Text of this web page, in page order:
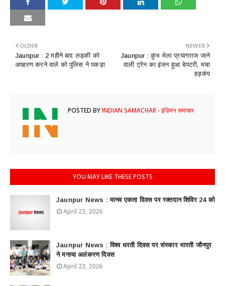
NEWER
Jaunpur : ​कुंभ मेला प्रयागराज जाने
वाली ट्रेन का इंजन हुआ बेपटरी, मचा
हड़कंप
OLDER
Jaunpur : ​2 महीने बाद लड़की को
अपहरण करने वाले को पुलिस ने पकड़ा
POSTED BYINDIAN SAMACHAR - इंडियन समाचार
YOU MAY LIKE THESE POSTS
Jaunpur News : ​मानव एकता दिवस पर रक्तदान शिविर 24 को
April 23, 2026
Jaunpur News : विश्व धरती दिवस पर संस्कार भारती जौनपुर
ने मनाया अलंकरण दिवस
April 23, 2026